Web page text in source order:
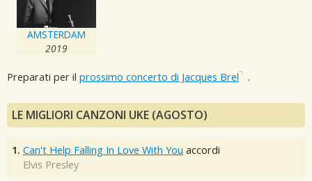
AMSTERDAM
2019
Preparati per il prossimo concerto di Jacques Brel .
LE MIGLIORI CANZONI UKE (AGOSTO)
1. Can't Help Falling In Love With You accordi
Elvis Presley